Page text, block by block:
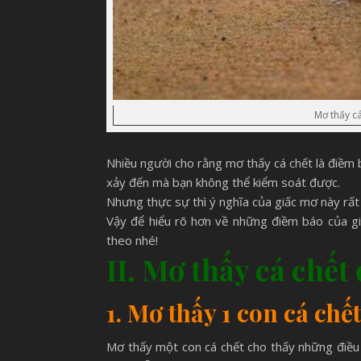
Mơ thấy
Nhiều người cho rằng mơ thấy cá chết là
xảy đến mà bạn không thể kiểm soát được.
Nhưng thực sự thì ý nghĩa của giấc mơ này
Vậy để hiểu rõ hơn về những điềm báo của
theo nhé!
II. Mơ thấy cá chết
1. Mơ thấy 1 con cá chết
Mơ thấy một con cá chết cho thấy những